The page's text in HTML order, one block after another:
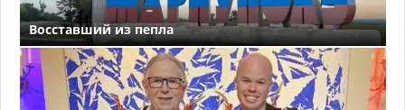
Восставший из пепла